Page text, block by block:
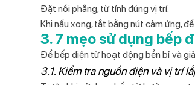
Đặt nồi phẳng, từ tính đúng vị trí.
Khi nấu xong, tắt bằng nút cảm ứng,
3. 7 mẹo sử dụng bếp
Để bếp điện từ hoạt động bền bỉ và
3.1. Kiểm tra nguồn điện và vị trí